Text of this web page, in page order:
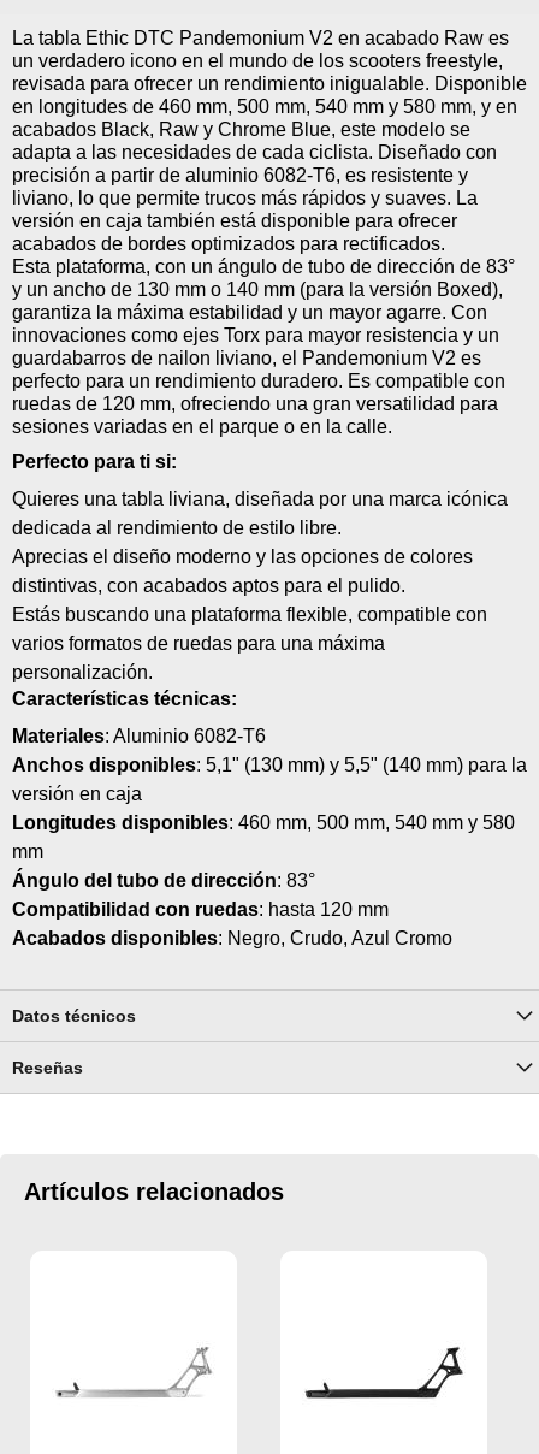
La tabla Ethic DTC Pandemonium V2 en acabado Raw es
un verdadero icono en el mundo de los scooters freestyle,
revisada para ofrecer un rendimiento inigualable. Disponible
en longitudes de 460 mm, 500 mm, 540 mm y 580 mm, y en
acabados Black, Raw y Chrome Blue, este modelo se
adapta a las necesidades de cada ciclista. Diseñado con
precisión a partir de aluminio 6082-T6, es resistente y
liviano, lo que permite trucos más rápidos y suaves. La
versión en caja también está disponible para ofrecer
acabados de bordes optimizados para rectificados.
Esta plataforma, con un ángulo de tubo de dirección de 83°
y un ancho de 130 mm o 140 mm (para la versión Boxed),
garantiza la máxima estabilidad y un mayor agarre. Con
innovaciones como ejes Torx para mayor resistencia y un
guardabarros de nailon liviano, el Pandemonium V2 es
perfecto para un rendimiento duradero. Es compatible con
ruedas de 120 mm, ofreciendo una gran versatilidad para
sesiones variadas en el parque o en la calle.
Perfecto para ti si:
Quieres una tabla liviana, diseñada por una marca icónica
dedicada al rendimiento de estilo libre.
Aprecias el diseño moderno y las opciones de colores
distintivas, con acabados aptos para el pulido.
Estás buscando una plataforma flexible, compatible con
varios formatos de ruedas para una máxima
personalización.
Características técnicas:
Materiales: Aluminio 6082-T6
Anchos disponibles: 5,1" (130 mm) y 5,5" (140 mm) para la
versión en caja
Longitudes disponibles: 460 mm, 500 mm, 540 mm y 580
mm
Ángulo del tubo de dirección: 83°
Compatibilidad con ruedas: hasta 120 mm
Acabados disponibles: Negro, Crudo, Azul Cromo
Datos técnicos
Reseñas
Artículos relacionados